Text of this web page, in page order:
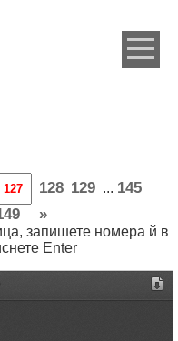
128 129 ... 145
»
запишете номера й в
Enter